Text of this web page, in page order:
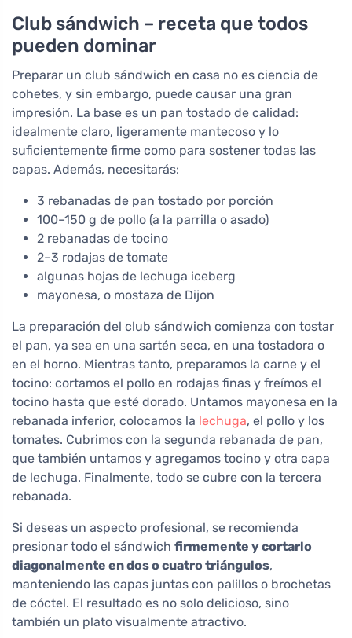
Club sándwich – receta que todos
pueden dominar
Preparar un club sándwich en casa no es ciencia de
cohetes, y sin embargo, puede causar una gran
impresión. La base es un pan tostado de calidad:
idealmente claro, ligeramente mantecoso y lo
suficientemente firme como para sostener todas las
capas. Además, necesitarás:
3 rebanadas de pan tostado por porción
100–150 g de pollo (a la parrilla o asado)
2 rebanadas de tocino
2–3 rodajas de tomate
algunas hojas de lechuga iceberg
mayonesa, o mostaza de Dijon
La preparación del club sándwich comienza con tostar
el pan, ya sea en una sartén seca, en una tostadora o
en el horno. Mientras tanto, preparamos la carne y el
tocino: cortamos el pollo en rodajas finas y freímos el
tocino hasta que esté dorado. Untamos mayonesa en la
rebanada inferior, colocamos la lechuga, el pollo y los
tomates. Cubrimos con la segunda rebanada de pan,
que también untamos y agregamos tocino y otra capa
de lechuga. Finalmente, todo se cubre con la tercera
rebanada.
Si deseas un aspecto profesional, se recomienda
presionar todo el sándwich firmemente y cortarlo
diagonalmente en dos o cuatro triángulos,
manteniendo las capas juntas con palillos o brochetas
de cóctel. El resultado es no solo delicioso, sino
también un plato visualmente atractivo.